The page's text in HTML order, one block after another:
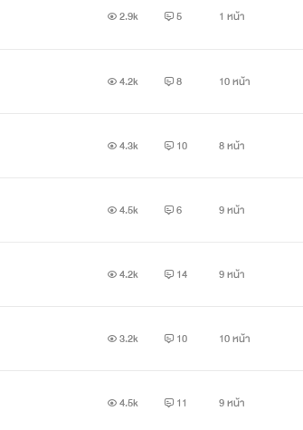
2.9k 5 1 หน้า
4.2k 8 10 หน้า
4.3k 10 8 หน้า
4.5k 6 9 หน้า
4.2k 14 9 หน้า
3.2k 10 10 หน้า
4.5k 11 9 หน้า